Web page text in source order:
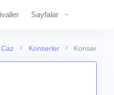
Sayfalar
Konserler Konser